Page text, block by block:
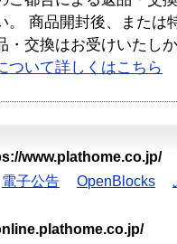
。 商品開封後、または
・交換はお受けいたし
ついて詳しくはこちら
www.plathome.co.jp/
電子公告 OpenBlocks